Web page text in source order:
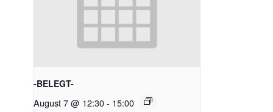
-BELEGT-
August 7 @ 12:30- 15:00